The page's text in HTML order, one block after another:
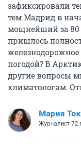
зафиксировали
тем Мадрид в
мощнейший за 80
пришлось
железнодорожное
погодой? В
другие вопросы
климатологам.
Мария
Журналист